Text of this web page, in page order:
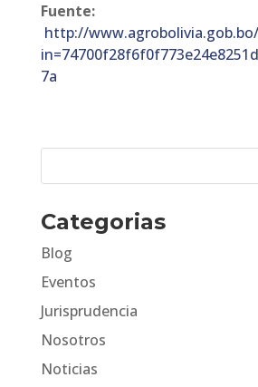
Fuente:
http://
7a
Categorias
Blog
Eventos
Jurisprudencia
Nosotros
Noticias